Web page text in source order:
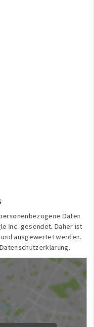
Daten
Inc. gesendet. Daher ist
ausgewertet werden.